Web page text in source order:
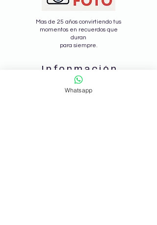
Mas de 25 años convirtiendo tus
momentos en recuerdos que
duran
para siempre.
Información
¿Como Funciona?
Whatsapp